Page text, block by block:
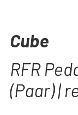
Cube
RFR
(Paar) |